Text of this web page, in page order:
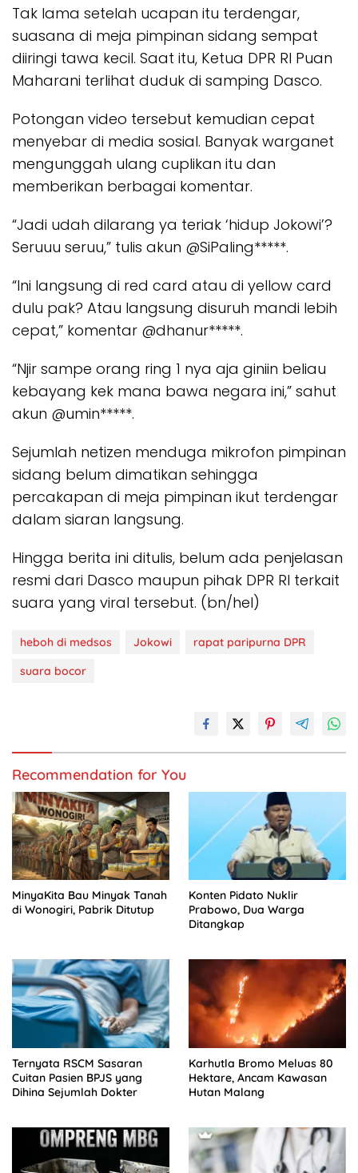
Tak lama setelah ucapan itu terdengar,
suasana di meja pimpinan sidang sempat
diiringi tawa kecil. Saat itu, Ketua DPR RI Puan
Maharani terlihat duduk di samping Dasco.
Potongan video tersebut kemudian cepat
menyebar di media sosial. Banyak warganet
mengunggah ulang cuplikan itu dan
memberikan berbagai komentar.
“Jadi udah dilarang ya teriak ‘hidup Jokowi’?
Seruuu seruu,” tulis akun @SiPaling*****.
“Ini langsung di red card atau di yellow card
dulu pak? Atau langsung disuruh mandi lebih
cepat,” komentar @dhanur*****.
“Njir sampe orang ring 1 nya aja giniin beliau
kebayang kek mana bawa negara ini,” sahut
akun @umin*****.
Sejumlah netizen menduga mikrofon pimpinan
sidang belum dimatikan sehingga
percakapan di meja pimpinan ikut terdengar
dalam siaran langsung.
Hingga berita ini ditulis, belum ada penjelasan
resmi dari Dasco maupun pihak DPR RI terkait
suara yang viral tersebut. (bn/hel)
heboh di medsos Jokowi
rapat paripurna DPR
suara bocor
Recommendation for You
MinyaKita Bau Minyak Tanah
di Wonogiri, Pabrik Ditutup
Konten Pidato Nuklir
Prabowo, Dua Warga
Ditangkap
Ternyata RSCM Sasaran
Cuitan Pasien BPJS yang
Dihina Sejumlah Dokter
Karhutla Bromo Meluas 80
Hektare, Ancam Kawasan
Hutan Malang